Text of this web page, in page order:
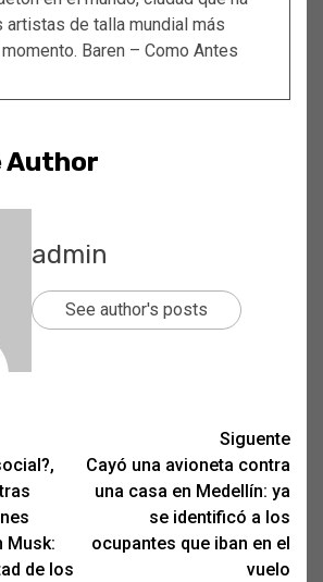
artistas de talla mundial más
Baren – Como Antes
Author
admin
See author's posts
Musk:
de los
Siguente
Cayó una avioneta contra
una casa en Medellín: ya
se identificó a los
ocupantes que iban en el
vuelo